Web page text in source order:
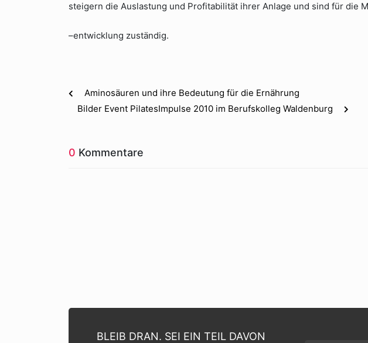
steigern die Auslastung und Profitabilität ihrer Anlage und sind für die
–entwicklung zuständig.
Aminosäuren und ihre Bedeutung für die Ernährung
Bilder Event PilatesImpulse 2010 im Berufskolleg Waldenburg
0 Kommentare
BLEIB DRAN. SEI EIN TEIL DAVON